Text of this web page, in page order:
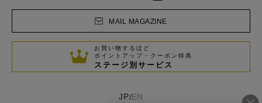
MAIL MAGAZINE
お買い物するほど
ポイントアップ・クーポン特典
ステージ別サービス
JP/EN